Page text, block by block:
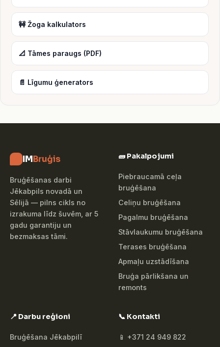
🚧 Žoga kalkulators
📐 Tāmes paraugs (PDF)
📄 Līgumu ģenerators
IMBruģis
Bruģēšanas darbi
Jēkabpils novadā un
Sēlijā — pilns cikls no
izrakuma līdz šuvēm, ar 5
gadu garantiju un
bezmaksas tāmi.
🧱 Pakalpojumi
Piebraucamā ceļa
bruģēšana
Celiņu bruģēšana
Pagalmu bruģēšana
Stāvlaukumu bruģēšana
Terases bruģēšana
Apmaļu uzstādīšana
Bruģa pārlikšana un
remonts
📍 Darbu reģioni
Bruģēšana Jēkabpilī
📞 Kontakti
📱 +371 24 949 822